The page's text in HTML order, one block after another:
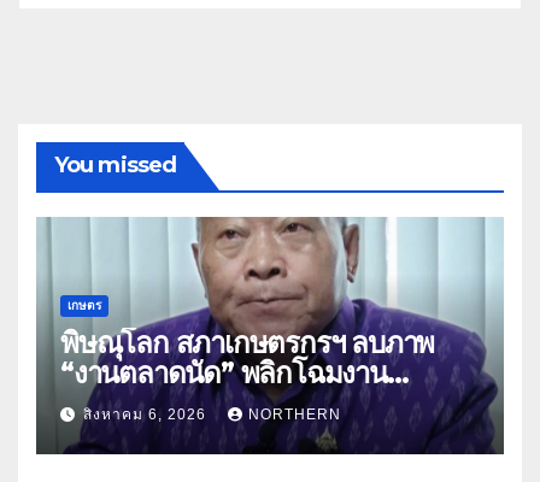
You missed
เกษตร
พิษณุโลก สภาเกษตรกรฯ ลบภาพ
“งานตลาดนัด” พลิกโฉมงาน
“เกษตรรุ่งเรืองเมืองสองแคว 69” มุ่ง
ประโยชน์เกษตรกร ดึงนวัตกรรม-จับ
คู่ธุรกิจดันสินค้าเกษตรสู่สากล (คลิป)
สิงหาคม 6, 2026 NORTHERN